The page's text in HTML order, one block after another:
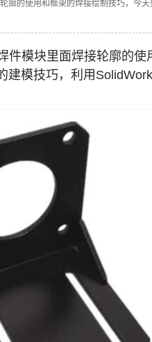
廓的使用和框架的焊接绘制技巧，今
模块里面焊接轮廓的使
建模技巧，利用